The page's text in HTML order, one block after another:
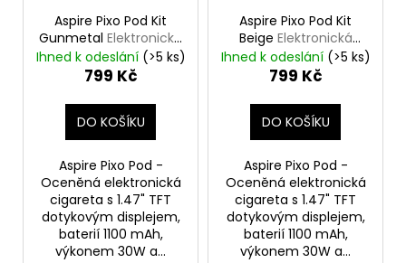
Aspire Pixo Pod Kit
Gunmetal Elektronická
cigareta
Ihned k odeslání (>5 ks)
799 Kč
DO KOŠÍKU
Aspire Pixo Pod -
Oceněná elektronická
cigareta s 1.47" TFT
dotykovým displejem,
baterií 1100 mAh,
výkonem 30W a...
Aspire Pixo Pod Kit
Beige Elektronická
cigareta
Ihned k odeslání (>5 ks)
799 Kč
DO KOŠÍKU
Aspire Pixo Pod -
Oceněná elektronická
cigareta s 1.47" TFT
dotykovým displejem,
baterií 1100 mAh,
výkonem 30W a...